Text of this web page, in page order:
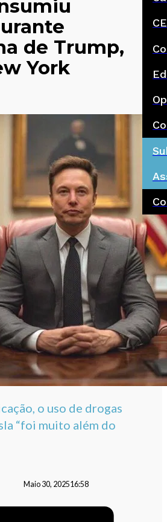
de Trump,
York
o uso de drogas
“foi muito além do
Maio 30, 202516:58